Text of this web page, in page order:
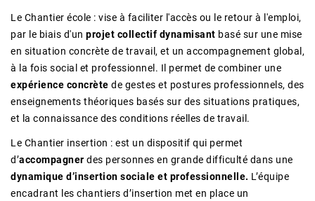
Le Chantier école : vise à faciliter l'accès ou le retour à l'emploi,
par le biais d'un projet collectif dynamisant basé sur une mise
en situation concrète de travail, et un accompagnement global,
à la fois social et professionnel. Il permet de combiner une
expérience concrète de gestes et postures professionnels, des
enseignements théoriques basés sur des situations pratiques,
et la connaissance des conditions réelles de travail.
Le Chantier insertion : est un dispositif qui permet
d’accompagner des personnes en grande difficulté dans une
dynamique d’insertion sociale et professionnelle. L’équipe
encadrant les chantiers d’insertion met en place un